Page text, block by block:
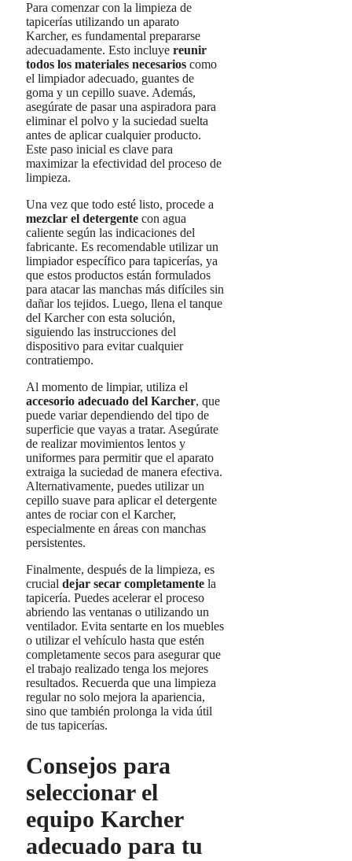
Para comenzar con la limpieza de
tapicerías utilizando un aparato
Karcher, es fundamental prepararse
adecuadamente. Esto incluye reunir
todos los materiales necesarios como
el limpiador adecuado, guantes de
goma y un cepillo suave. Además,
asegúrate de pasar una aspiradora para
eliminar el polvo y la suciedad suelta
antes de aplicar cualquier producto.
Este paso inicial es clave para
maximizar la efectividad del proceso de
limpieza.
Una vez que todo esté listo, procede a
mezclar el detergente con agua
caliente según las indicaciones del
fabricante. Es recomendable utilizar un
limpiador específico para tapicerías, ya
que estos productos están formulados
para atacar las manchas más difíciles sin
dañar los tejidos. Luego, llena el tanque
del Karcher con esta solución,
siguiendo las instrucciones del
dispositivo para evitar cualquier
contratiempo.
Al momento de limpiar, utiliza el
accesorio adecuado del Karcher, que
puede variar dependiendo del tipo de
superficie que vayas a tratar. Asegúrate
de realizar movimientos lentos y
uniformes para permitir que el aparato
extraiga la suciedad de manera efectiva.
Alternativamente, puedes utilizar un
cepillo suave para aplicar el detergente
antes de rociar con el Karcher,
especialmente en áreas con manchas
persistentes.
Finalmente, después de la limpieza, es
crucial dejar secar completamente la
tapicería. Puedes acelerar el proceso
abriendo las ventanas o utilizando un
ventilador. Evita sentarte en los muebles
o utilizar el vehículo hasta que estén
completamente secos para asegurar que
el trabajo realizado tenga los mejores
resultados. Recuerda que una limpieza
regular no solo mejora la apariencia,
sino que también prolonga la vida útil
de tus tapicerías.
Consejos para
seleccionar el
equipo Karcher
adecuado para tu